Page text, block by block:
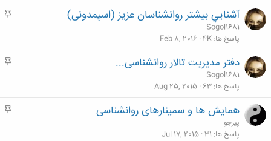
م
آشنايي بيشتر روانشناسان عزيز (اسپمدونی)
Sogol1681
پاسخ ها 4K
Feb 8, 2016
م
دفتر مدیریت تالار روانشناسی...
Sogol1681
پاسخ ها 63
Aug 25, 2015
م
همایش ها و سمینارهای روانشناسی
پیرجو
پاسخ ها 31
Jul 17, 2015